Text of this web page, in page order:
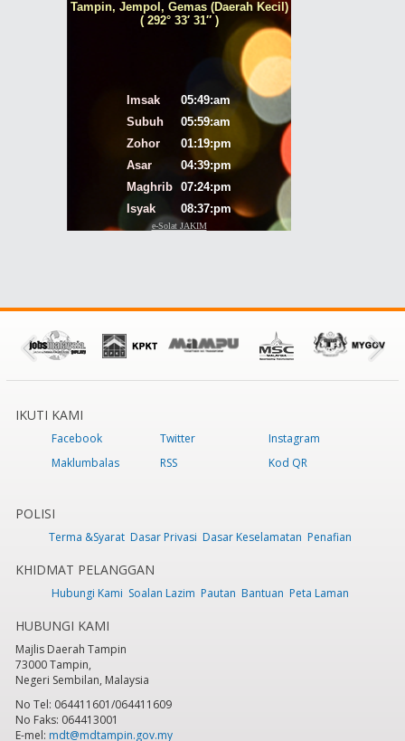
IKUTI KAMI
Facebook Twitter
Instagram
Maklumbalas
RSS Kod QR
POLISI
Terma &Syarat Dasar Privasi Dasar Keselamatan Penafian
KHIDMAT PELANGGAN
Hubungi Kami Soalan Lazim Pautan Bantuan Peta Laman
HUBUNGI KAMI
Majlis Daerah Tampin
73000 Tampin,
Negeri Sembilan, Malaysia
No Tel: 064411601/064411609
No Faks: 064413001
E-mel: mdt@mdtampin.gov.my